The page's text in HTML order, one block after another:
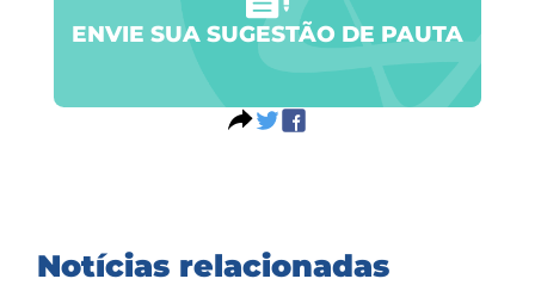
ENVIE SUA SUGESTÃO DE PAUTA
Notícias relacionadas